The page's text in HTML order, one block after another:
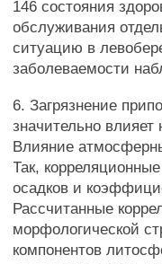
146 состояния
обслуживания
ситуацию в
заболеваемости
6. Загрязнение
значительно
Влияние
Так,
осадков и
Рассчитанные
морфологической
компонентов